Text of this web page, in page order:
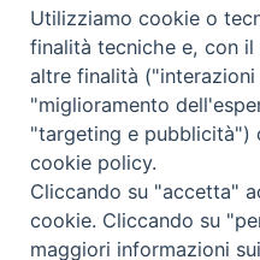
ORARIO E
Orari uffici
Calendario diocesano
Orario messe
Utilizziamo cookie o
finalità tecniche e, con
altre finalità
"miglioramento
"targeting e pubblicità")
cookie policy.
Cliccando su "accetta"
cookie. Cliccando su
maggiori informazioni